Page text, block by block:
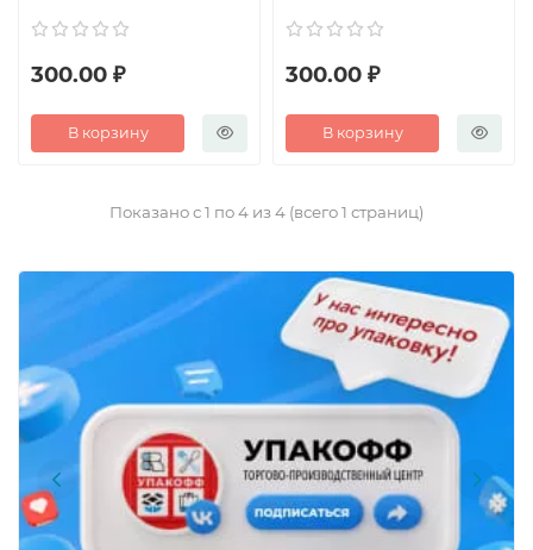
300.00 ₽
В корзину
300.00 ₽
В корзину
Показано с 1 по 4 из 4 (всего 1 страниц)